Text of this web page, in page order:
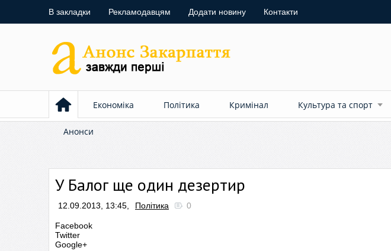
В закладки Рекламодавцям Додати новину Контакти
Економіка Політика Кримінал Культура та спорт
Анонси
У Балог ще один дезертир
12.09.2013, 13:45, Політика 0
Facebook
Twitter
Google+